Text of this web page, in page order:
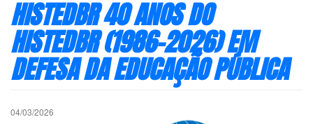
HISTEDBR 40 ANOS DO
HISTEDBR (1986-2026) EM
DEFESA DA EDUCAÇÃO PÚBLICA
04/03/2026